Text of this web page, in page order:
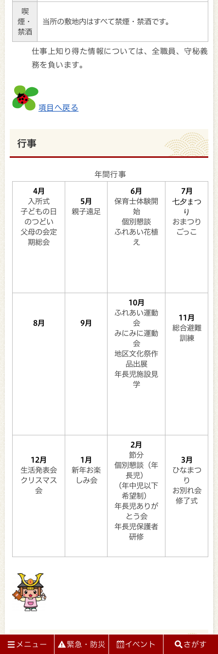
喫
煙・
禁酒
当所の敷地内はすべて禁煙・禁酒です。
仕事上知り得た情報については、全職員、守秘義
務を負います。
項目へ戻る
行事
年間行事
4月
入所式
子どもの日
のつどい
父母の会定
期総会
5月
親子遠足
6月
保育士体験開
始
個別懇談
ふれあい花植
え
7月
七夕まつ
り
おまつり
ごっこ
8月 9月
10月
ふれあい運動
会
みにみに運動
会
地区文化祭作
品出展
年長児施設見
学
11月
総合避難
訓練
12月
生活発表会
クリスマス
会
1月
新年お楽
しみ会
2月
節分
個別懇談（年
長児）
（年中児以下
希望制）
年長児ありが
とう会
年長児保護者
研修
3月
ひなまつ
り
お別れ会
修了式
にし保育所の様子
メニュー 緊急・防災 イベント さがす